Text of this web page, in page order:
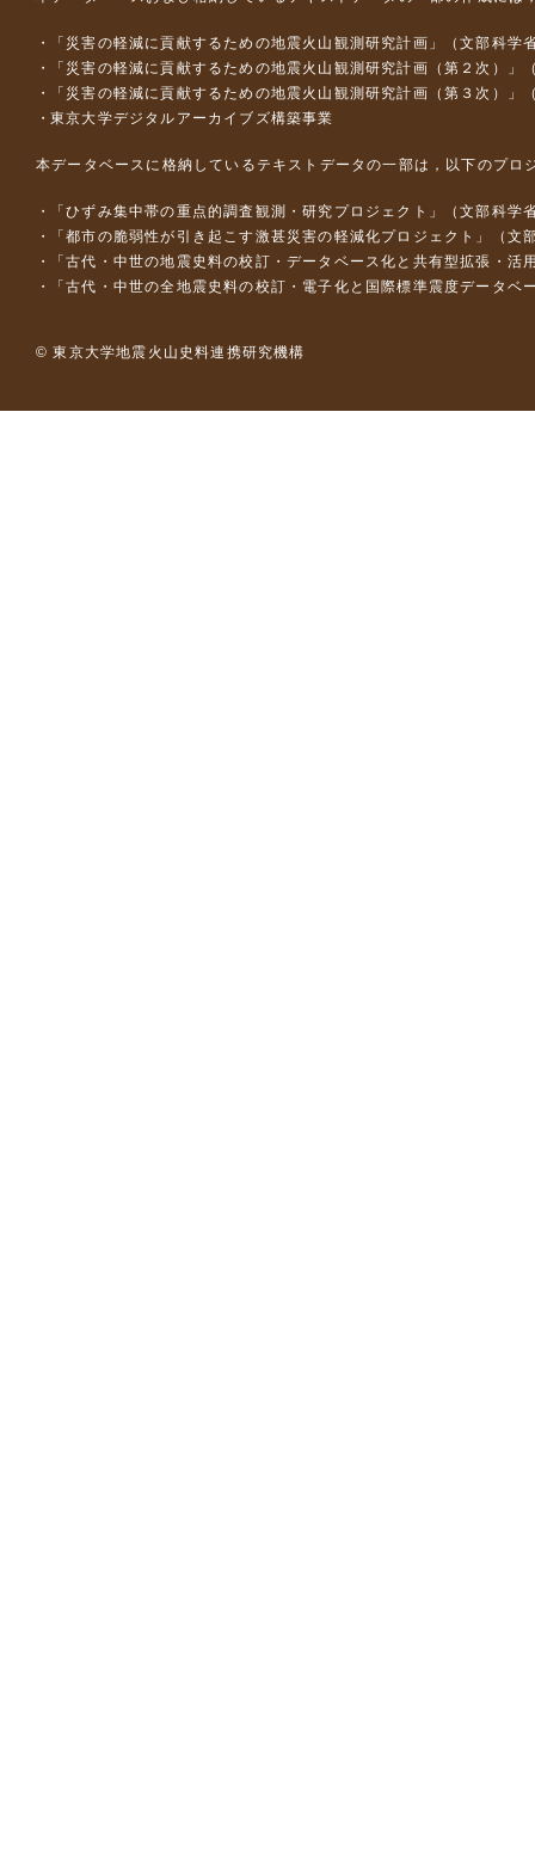
「災害の軽減に貢献するための地震火山観測研究計画」（文部科学
「災害の軽減に貢献するための地震火山観測研究計画（第２次）」
「災害の軽減に貢献するための地震火山観測研究計画（第３次）」
東京大学デジタルアーカイブズ構築事業
本データベースに格納しているテキストデータの一部は，以下のプロ
「ひずみ集中帯の重点的調査観測・研究プロジェクト」（文部科
「都市の脆弱性が引き起こす激甚災害の軽減化プロジェクト」（
「古代・中世の地震史料の校訂・データベース化と共有型拡張・
「古代・中世の全地震史料の校訂・電子化と国際標準震度データ
© 東京大学地震火山史料連携研究機構